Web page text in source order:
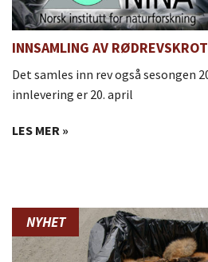
INNSAMLING AV
Det samles inn rev også sesongen
innlevering er 20. april
LES MER »
NYHET